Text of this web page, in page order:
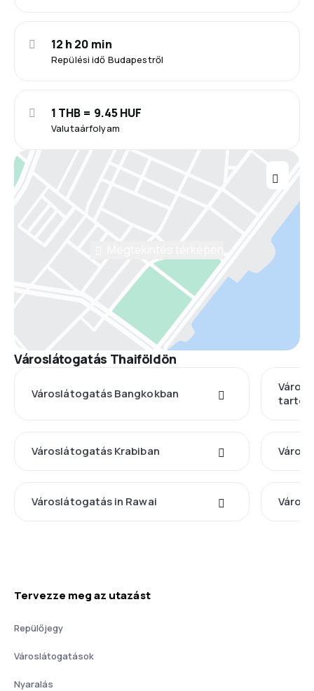
Repülési idő Budapestről
12 h 20 min
Valutaárfolyam
1 THB = 9.45 HUF
Városlátogatás Thaiföldön
Városlátogatás Bangkokban
Városlátogatás Krabiban
Városlátogatás in Rawai
Tervezze meg az utazást
Repülőjegy
Városlátogatások
Nyaralás